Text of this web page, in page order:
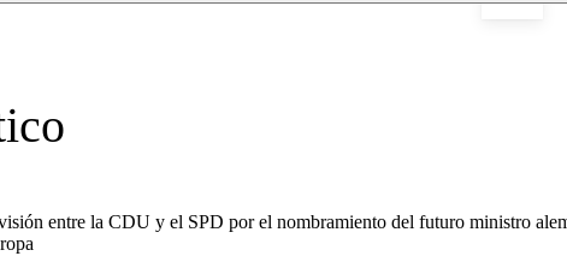
entre la CDU y el SPD por el nombramiento del futuro ministro